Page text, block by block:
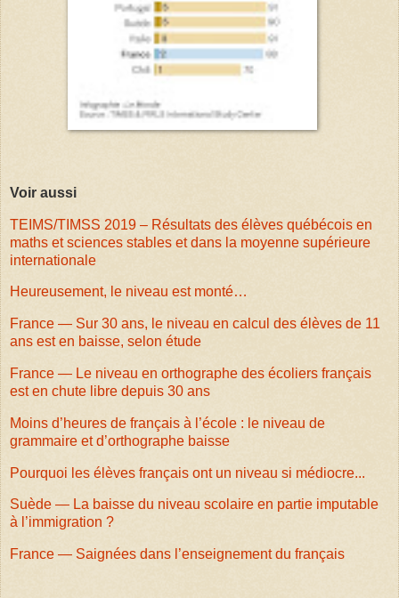
Voir aussi
TEIMS/TIMSS 2019 – Résultats des élèves québécois en
maths et sciences stables et dans la moyenne supérieure
internationale
Heureusement, le niveau est monté…
France — Sur 30 ans, le niveau en calcul des élèves de 11
ans est en baisse, selon étude
France — Le niveau en orthographe des écoliers français
est en chute libre depuis 30 ans
Moins d’heures de français à l’école : le niveau de
grammaire et d’orthographe baisse
Pourquoi les élèves français ont un niveau si médiocre...
Suède — La baisse du niveau scolaire en partie imputable
à l’immigration ?
France — Saignées dans l’enseignement du français